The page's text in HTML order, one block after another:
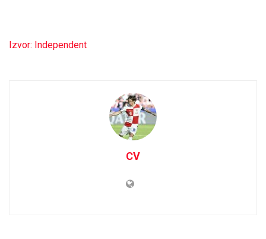
Izvor: Independent
CV